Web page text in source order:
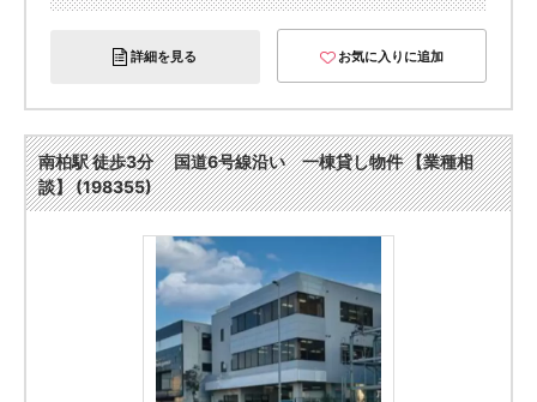
詳細を見る お気に入りに追加
南柏駅 徒歩3分 国道6号線沿い 一棟貸し物件 【業種相
談】 (198355)